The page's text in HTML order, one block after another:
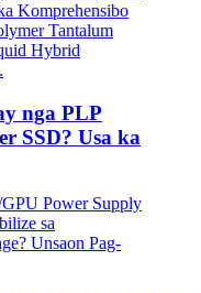
nga PLP
SSD? Usa ka